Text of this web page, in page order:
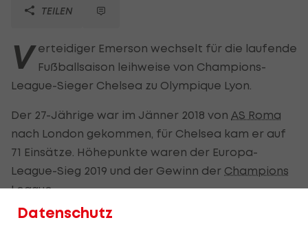
TEILEN
V erteidiger Emerson wechselt für die laufende
Fußballsaison leihweise von Champions-
League-Sieger Chelsea zu Olympique Lyon.
Der 27-Jährige war im Jänner 2018 von AS Roma
nach London gekommen, für Chelsea kam er auf
71 Einsätze. Höhepunkte waren der Europa-
League-Sieg 2019 und der Gewinn der Champions
League.
Emerson hat zuletzt bei der EM viermal für Italien
Datenschutz